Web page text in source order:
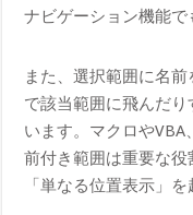
ナビゲーション機能で
また、選択範囲に名
で該当範囲に飛んだ
います。マクロや
前付き範囲は重要な
「単なる位置表示」